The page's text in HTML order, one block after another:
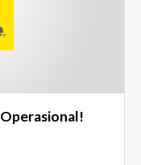
Operasional!